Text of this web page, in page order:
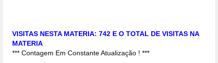
VISITAS NESTA MATERIA: 742 E O TOTAL DE VISITAS NA
MATERIA
*** Contagem Em Constante Atualização ! ***